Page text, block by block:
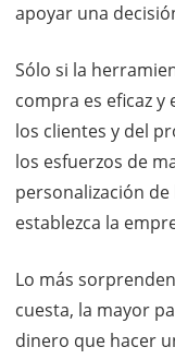
apoyar una
Sólo si la
compra es eficaz
los clientes y del
los esfuerzos de
personalización
establezca la
Lo más
cuesta, la mayor
dinero que hacer